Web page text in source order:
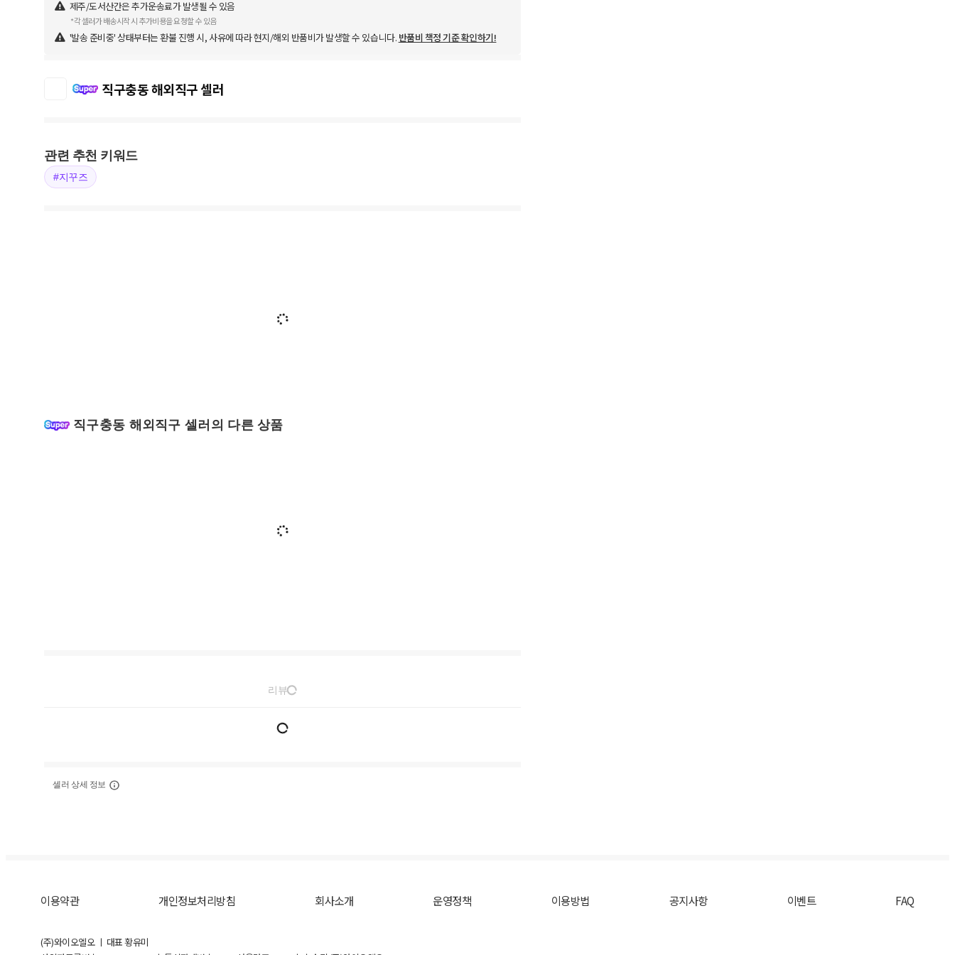
제주/도서산간은 추가운송료가 발생될 수 있음
*각 셀러가 배송시작 시 추가비용을 요청할 수 있음
'발송 준비중' 상태부터는 환불 진행 시, 사유에 따라 현지/해외 반품비가 발생할 수 있습니다. 반품비 책정 기준 확인하기!
직구충동 해외직구 셀러
관련 추천 키워드
#지꾸즈
직구충동 해외직구 셀러의 다른 상품
리뷰
셀러 상세 정보
이용약관 개인정보처리방침 회사소개 운영정책 이용방법 공지사항 이벤트 FAQ
(주)와이오엘오 ㅣ 대표 황유미